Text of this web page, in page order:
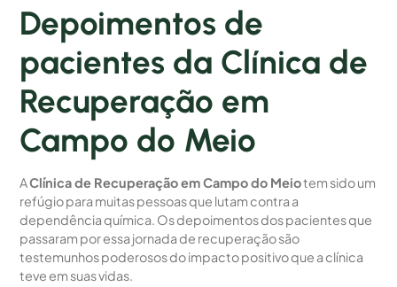
Depoimentos de
pacientes da Clínica de
Recuperação em
Campo do Meio
AClínica de Recuperação em Campo do Meiotem sido um
refúgio para muitas pessoas que lutam contra a
dependência química. Os depoimentos dos pacientes que
passaram por essa jornada de recuperação são
testemunhos poderosos do impacto positivo que a clínica
teve em suas vidas.